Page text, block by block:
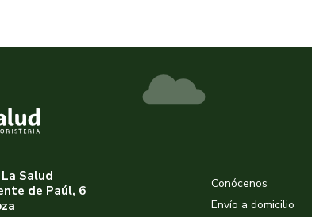
Salud
de Paúl, 6
Conócenos
Envío a domicilio